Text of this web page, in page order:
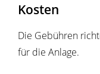
Kosten
Die Gebühren
für die Anlage.